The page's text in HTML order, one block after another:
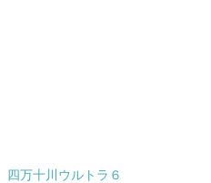
四万十川ウルトラ６